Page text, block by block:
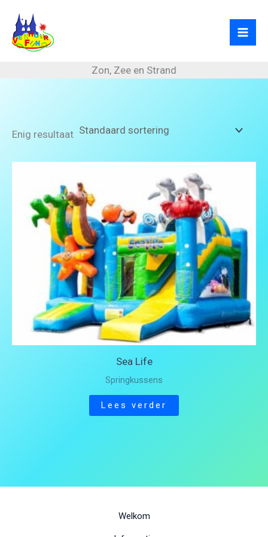
naar
Zon, Zee en Strand
Enig resultaat
Sea Life
Springkussens
Lees verder
Welkom